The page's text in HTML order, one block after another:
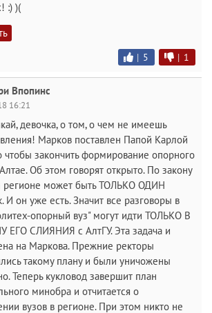
:) )(
| 5 | 1
Впопинс
16:21
девочка, о том, о чем не имеешь
Марков поставлен Папой Карлой
чтобы закончить формирование опорного
Об этом говорят открыто. По закону
регионе может быть ТОЛЬКО ОДИН
И он уже есть. Значит все разговоры в
опорный вуз" могут идти ТОЛЬКО В
ЕГО СЛИЯНИЯ с АлтГУ. Эта задача и
на Маркова. Прежние ректоры
такому плану и были уничожены
Теперь кукловод завершит план
минобра и отчитается о
вузов в регионе. При этом никто не